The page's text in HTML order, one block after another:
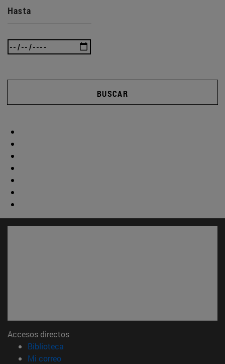
Hasta
BUSCAR
Accesos directos
Biblioteca
Mi correo(abre en nueva ventana)